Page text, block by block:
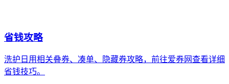
省钱攻略
洗护日用相关叠券、凑单、隐藏券攻略，前往爱券网查看详细
省钱技巧。